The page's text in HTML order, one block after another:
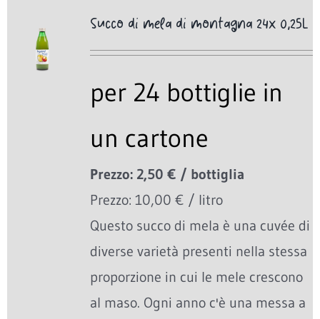
Succo di mela di montagna 24x 0,25L
per 24 bottiglie in
un cartone
Prezzo: 2,50 € / bottiglia
Prezzo: 10,00 € / litro
Questo succo di mela è una cuvée di
diverse varietà presenti nella stessa
proporzione in cui le mele crescono
al maso. Ogni anno c'è una messa a